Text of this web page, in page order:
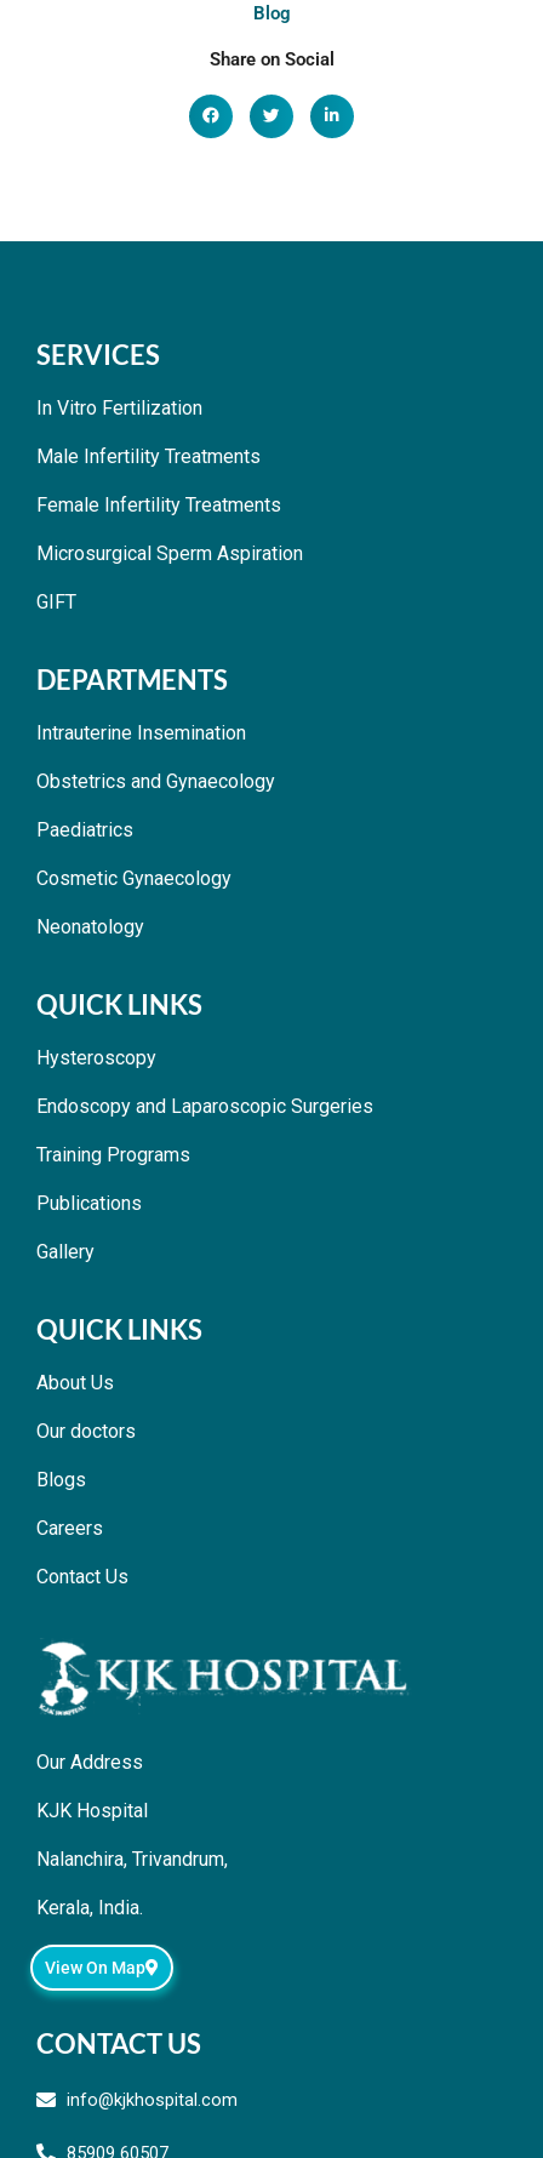
Blog
Share on Social
SERVICES
In Vitro Fertilization
Male Infertility Treatments
Female Infertility Treatments
Microsurgical Sperm Aspiration
GIFT
DEPARTMENTS
Intrauterine Insemination
Obstetrics and Gynaecology
Paediatrics
Cosmetic Gynaecology
Neonatology
QUICK LINKS
Hysteroscopy
Endoscopy and Laparoscopic Surgeries
Training Programs
Publications
Gallery
QUICK LINKS
About Us
Our doctors
Blogs
Careers
Contact Us
Our Address
KJK Hospital
Nalanchira, Trivandrum,
Kerala, India.
View On Map
CONTACT US
info@kjkhospital.com
85909 60507